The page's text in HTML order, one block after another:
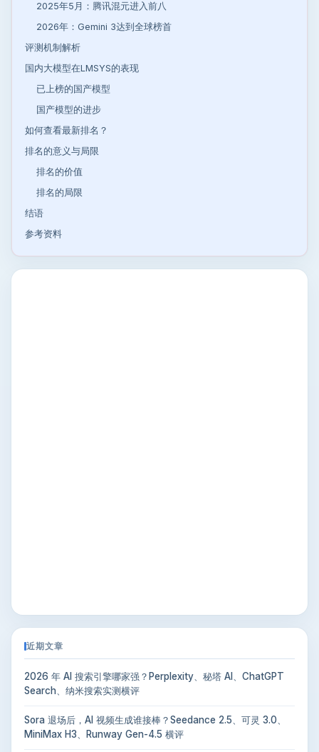
2025年5月：腾讯混元进入前八
2026年：Gemini 3达到全球榜首
评测机制解析
国内大模型在LMSYS的表现
已上榜的国产模型
国产模型的进步
如何查看最新排名？
排名的意义与局限
排名的价值
排名的局限
结语
参考资料
近期文章
2026 年 AI 搜索引擎哪家强？Perplexity、秘塔 AI、ChatGPT
Search、纳米搜索实测横评
Sora 退场后，AI 视频生成谁接棒？Seedance 2.5、可灵 3.0、
MiniMax H3、Runway Gen-4.5 横评